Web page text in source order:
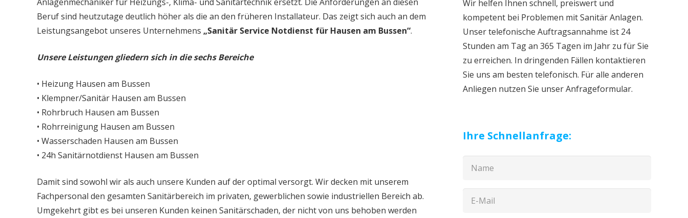
Beruf sind heutzutage deutlich höher als die an den früheren Installateur. Das zeigt sich auch an dem
Leistungsangebot unseres Unternehmens „Sanitär Service Notdienst für Hausen am Bussen“.
Unsere Leistungen gliedern sich in die sechs Bereiche
• Heizung Hausen am Bussen
• Klempner/Sanitär Hausen am Bussen
• Rohrbruch Hausen am Bussen
• Rohrreinigung Hausen am Bussen
• Wasserschaden Hausen am Bussen
• 24h Sanitärnotdienst Hausen am Bussen
Damit sind sowohl wir als auch unsere Kunden auf der optimal versorgt. Wir decken mit unserem
Fachpersonal den gesamten Sanitärbereich im privaten, gewerblichen sowie industriellen Bereich ab.
Umgekehrt gibt es bei unseren Kunden keinen Sanitärschaden, der nicht von uns behoben werden
Wir helfen Ihnen schnell, preiswert und
kompetent bei Problemen mit Sanitär Anlagen.
Unser telefonische Auftragsannahme ist 24
Stunden am Tag an 365 Tagen im Jahr zu für Sie
zu erreichen. In dringenden Fällen kontaktieren
Sie uns am besten telefonisch. Für alle anderen
Anliegen nutzen Sie unser Anfrageformular.
Ihre Schnellanfrage: